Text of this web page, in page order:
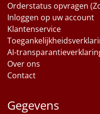
Orderstatus opvragen
Inloggen op uw account
Klantenservice
AI-
Over ons
Contact
Gegevens